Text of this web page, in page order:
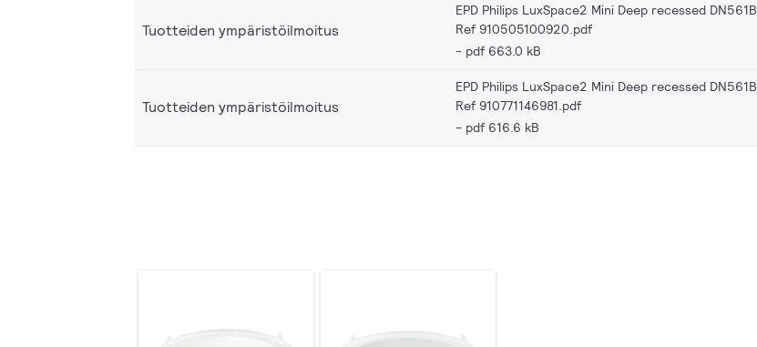
Tuotteiden ympäristöilmoitus
EPD Philips LuxSpace2 Mini Deep recessed DN561B
Ref 910505100920.pdf
pdf 663.0 kB
Tuotteiden ympäristöilmoitus
EPD Philips LuxSpace2 Mini Deep recessed DN561B
Ref 910771146981.pdf
pdf 616.6 kB